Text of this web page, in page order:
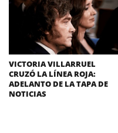
VICTORIA VILLARRUEL
CRUZÓ LA LÍNEA ROJA:
ADELANTO DE LA TAPA DE
NOTICIAS